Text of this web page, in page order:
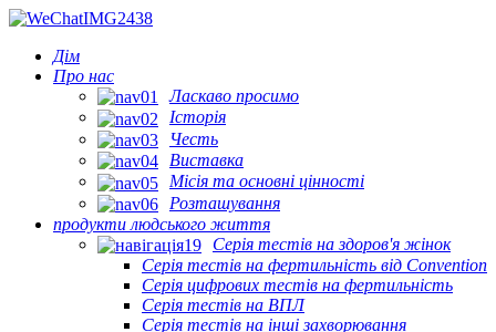
Дім
Про нас
Ласкаво просимо
Історія
Честь
Виставка
Місія та основні цінності
Розташування
продукти людського життя
Серія тестів на здоров'я жінок
Серія тестів на фертильність від Convention
Серія цифрових тестів на фертильність
Серія тестів на ВПЛ
Серія тестів на інші захворювання